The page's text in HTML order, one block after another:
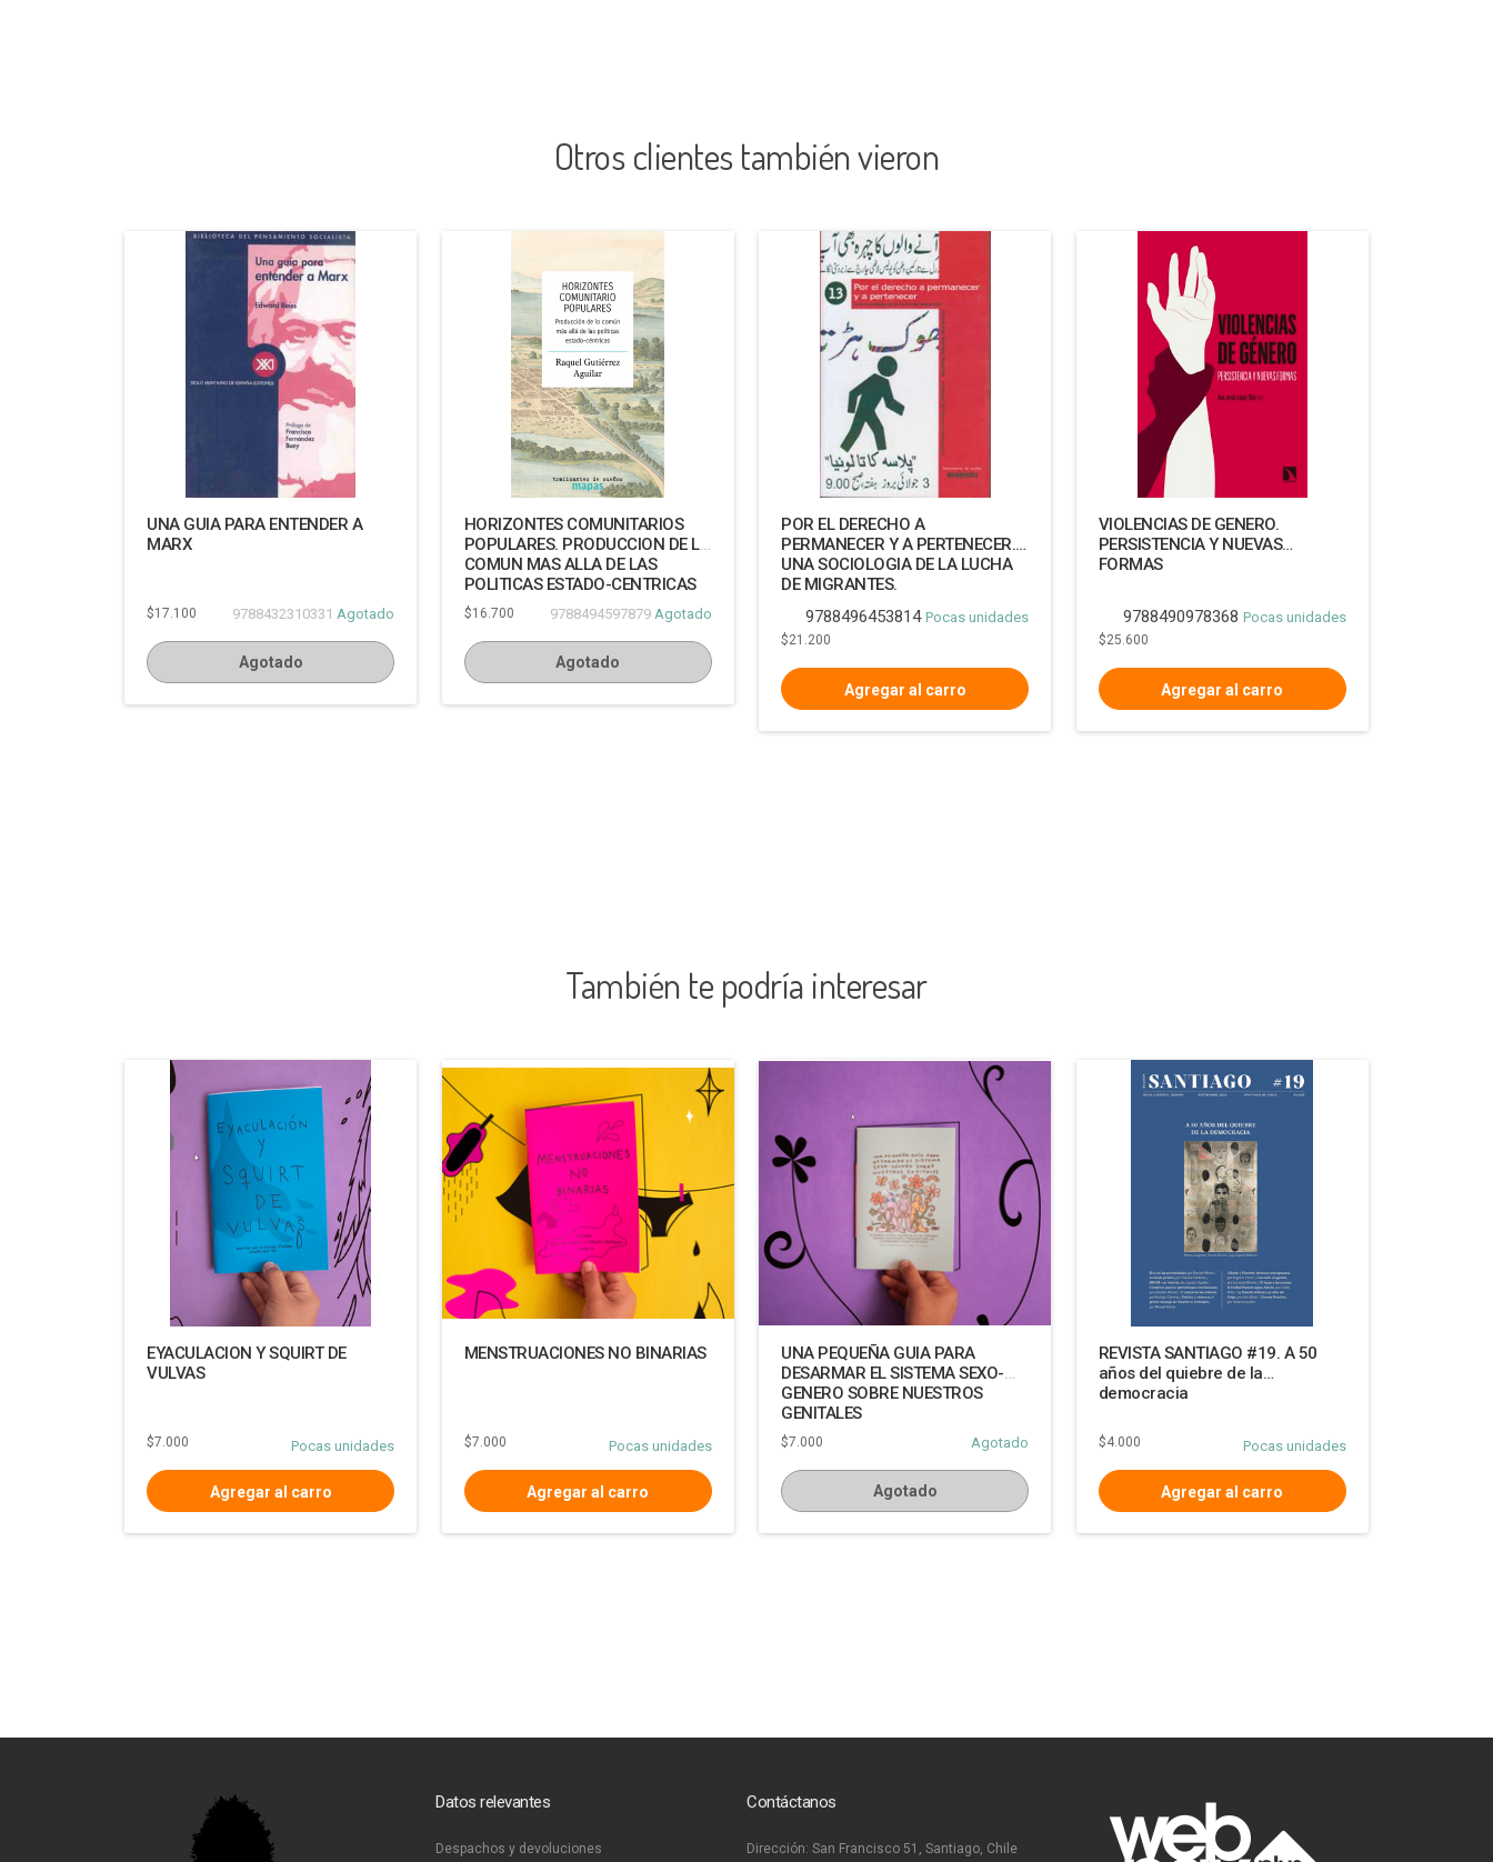
Otros clientes también vieron
UNA GUIA PARA ENTENDER A
MARX
9788432310331 Agotado
$17.100
Agotado
HORIZONTES COMUNITARIOS
POPULARES. PRODUCCION DE LO
COMUN MAS ALLA DE LAS
POLITICAS ESTADO-CENTRICAS
9788494597879 Agotado
$16.700
Agotado
POR EL DERECHO A
PERMANECER Y A PERTENECER.
UNA SOCIOLOGIA DE LA LUCHA
DE MIGRANTES.
9788496453814 Pocas unidades
$21.200
VIOLENCIAS DE GENERO.
PERSISTENCIA Y NUEVAS
FORMAS
9788490978368 Pocas unidades
$25.600
También te podría interesar
EYACULACION Y SQUIRT DE
VULVAS
Pocas unidades
$7.000
MENSTRUACIONES NO BINARIAS
Pocas unidades
$7.000
UNA PEQUEÑA GUIA PARA
DESARMAR EL SISTEMA SEXO-
GENERO SOBRE NUESTROS
GENITALES
Agotado
$7.000
Agotado
REVISTA SANTIAGO #19. A 50
años del quiebre de la
democracia
Pocas unidades
$4.000
Datos relevantes
Despachos y devoluciones
Contáctanos
Dirección: San Francisco 51, Santiago, Chile